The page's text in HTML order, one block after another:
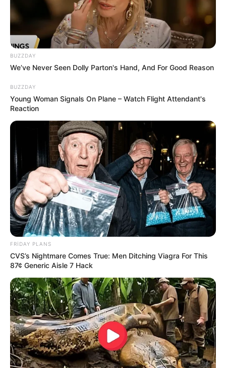
Prezidentin təltif etdiyi Bəxtiyar
Aslanbəyli kimdir? -
DOSYE
83 0 0
15:55 / 06 Avqust 2026 CƏMİYYƏT
Bərdədə açıq sahədə yanğın- VİDEO
74 0
15:53 / 06 Avqust 2026 SİYASƏT
BUZZDAY
We’ve Never Seen Dolly Parton's Hand, And For Good Reason
BUZZDAY
Young Woman Signals On Plane – Watch Flight Attendant's
Reaction
FRIDAY PLANS
CVS’s Nightmare Comes True: Men Ditching Viagra For This
87¢ Generic Aisle 7 Hack